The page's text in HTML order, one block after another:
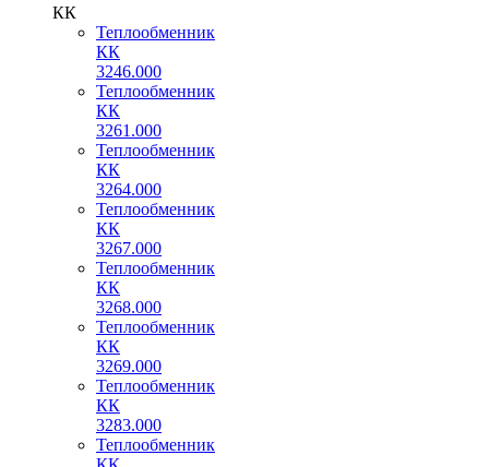
КК
Теплообменник
КК
3246.000
Теплообменник
КК
3261.000
Теплообменник
КК
3264.000
Теплообменник
КК
3267.000
Теплообменник
КК
3268.000
Теплообменник
КК
3269.000
Теплообменник
КК
3283.000
Теплообменник